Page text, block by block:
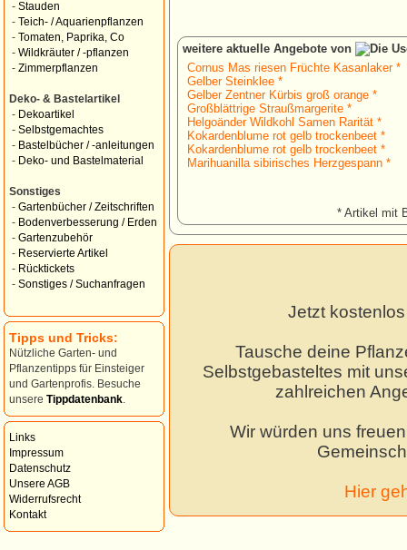
- Stauden
- Teich- / Aquarienpflanzen
- Tomaten, Paprika, Co
- Wildkräuter / -pflanzen
- Zimmerpflanzen
Deko- & Bastelartikel
- Dekoartikel
- Selbstgemachtes
- Bastelbücher / -anleitungen
- Deko- und Bastelmaterial
Sonstiges
- Gartenbücher / Zeitschriften
- Bodenverbesserung / Erden
- Gartenzubehör
- Reservierte Artikel
- Rücktickets
- Sonstiges / Suchanfragen
Tipps und Tricks:
Nützliche Garten- und
Pflanzentipps für Einsteiger
und Gartenprofis. Besuche
unsere Tippdatenbank
Links
Impressum
Datenschutz
Unsere AGB
Widerrufsrecht
Kontakt
weitere aktuelle Angebote von
Cornus Mas riesen Früchte Kasanlaker *
Gelber Steinklee *
Gelber Zentner Kürbis groß orange *
Großblättrige Straußmargerite *
Helgoänder Wildkohl Samen Rarität *
Kokardenblume rot gelb trockenbeet *
Kokardenblume rot gelb trockenbeet *
Marihuanilla sibirisches Herzgespann *
* Artikel mit
Jetzt
Tausche deine
Selbstgebasteltes mit
zahlreichen
Wir würden uns
Hier